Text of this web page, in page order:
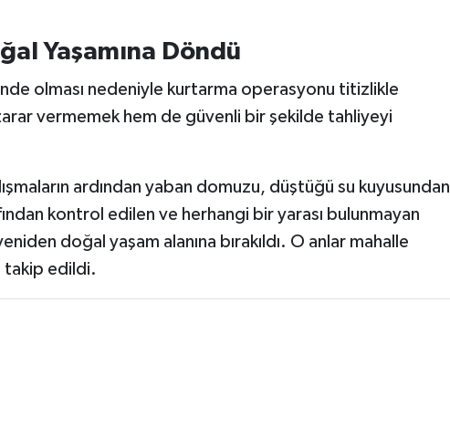
Yaşamına Döndü
olması nedeniyle kurtarma operasyonu titizlikle
vermemek hem de güvenli bir şekilde tahliyeyi
ardından yaban domuzu, düştüğü su kuyusundan
kontrol edilen ve herhangi bir yarası bulunmayan
doğal yaşam alanına bırakıldı. O anlar mahalle
takip edildi.